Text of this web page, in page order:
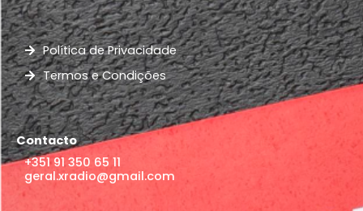
Política de Privacidade
Termos e Condições
Contacto
+351 91 350 65 11
geral.xradio@gmail.com